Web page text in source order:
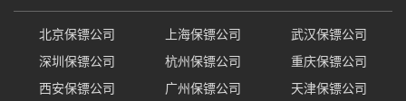
北京保镖公司 上海保镖公司
武汉保镖公司
深圳保镖公司
杭州保镖公司
重庆保镖公司
西安保镖公司
广州保镖公司 天津保镖公司